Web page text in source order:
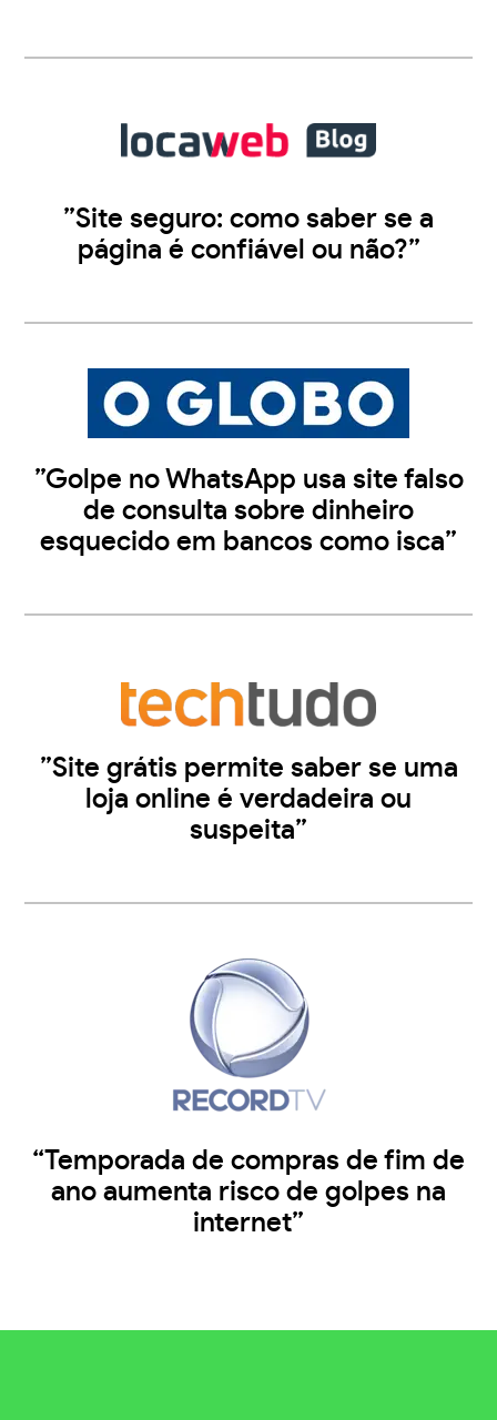
”Site seguro: como saber se a
página é confiável ou não?”
”Golpe no WhatsApp usa site falso
de consulta sobre dinheiro
esquecido em bancos como isca”
”Site grátis permite saber se uma
loja online é verdadeira ou
suspeita”
“Temporada de compras de fim de
ano aumenta risco de golpes na
internet”